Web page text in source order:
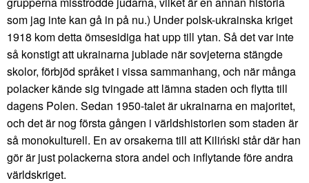
som jag inte kan gå in på nu.) Under polsk-ukrainska kriget
1918 kom detta ömsesidiga hat upp till ytan. Så det var inte
så konstigt att ukrainarna jublade när sovjeterna stängde
skolor, förbjöd språket i vissa sammanhang, och när många
polacker kände sig tvingade att lämna staden och flytta till
dagens Polen. Sedan 1950-talet är ukrainarna en majoritet,
och det är nog första gången i världshistorien som staden är
så monokulturell. En av orsakerna till att Kiliński står där han
gör är just polackerna stora andel och inflytande före andra
världskriget.